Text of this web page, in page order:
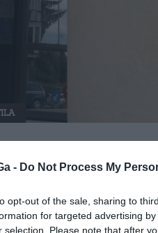
- Do Not Process My
opt-out of the sale, sharing to
for targeted advertising
selection. Please note that after
kap